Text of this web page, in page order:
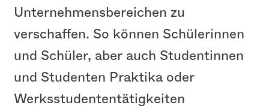
Unternehmensbereichen zu
verschaffen. So können Schülerinnen
und Schüler, aber auch Studentinnen
und Studenten Praktika oder
Werksstudententätigkeiten